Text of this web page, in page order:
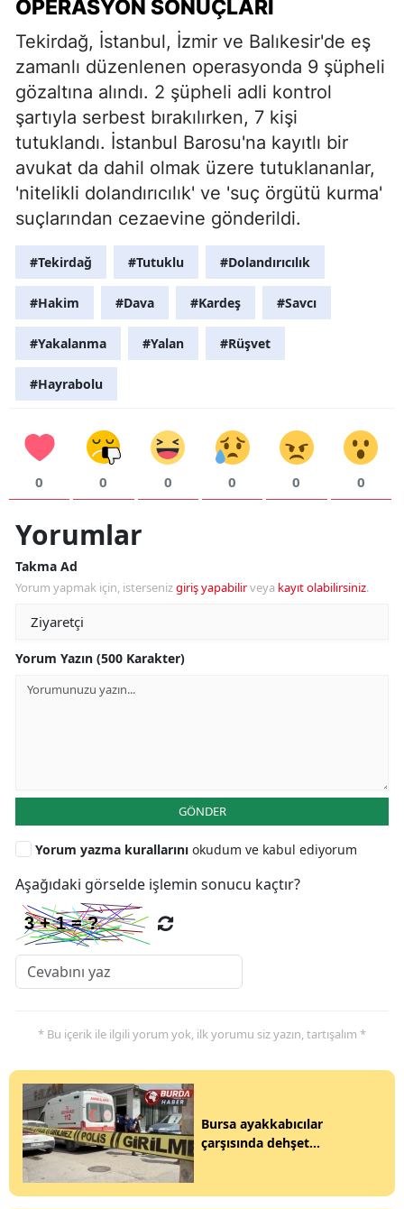
OPERASYON SONUÇLARI
Tekirdağ, İstanbul, İzmir ve Balıkesir'de eş
zamanlı düzenlenen operasyonda 9 şüpheli
gözaltına alındı. 2 şüpheli adli kontrol
şartıyla serbest bırakılırken, 7 kişi
tutuklandı. İstanbul Barosu'na kayıtlı bir
avukat da dahil olmak üzere tutuklananlar,
'nitelikli dolandırıcılık' ve 'suç örgütü kurma'
suçlarından cezaevine gönderildi.
#Tekirdağ #Tutuklu #Dolandırıcılık
#Hakim #Dava #Kardeş #Savcı
#Yakalanma #Yalan #Rüşvet
#Hayrabolu
0 0 0 0 0 0
Yorumlar
Takma Ad
Yorum yapmak için, istersenizgiriş yapabilirveya kayıt olabilirsiniz.
Yorum Yazın (500 Karakter)
GÖNDER
Yorum yazma kurallarını okudum ve kabul ediyorum
Aşağıdaki görselde işlemin sonucu kaçtır?
* Bu içerik ile ilgili yorum yok, ilk yorumu siz yazın, tartışalım *
Bursa ayakkabıcılar
çarşısında dehşet...